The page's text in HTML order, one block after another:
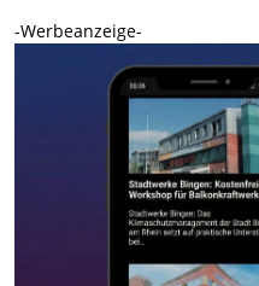
-Werbeanzeige-